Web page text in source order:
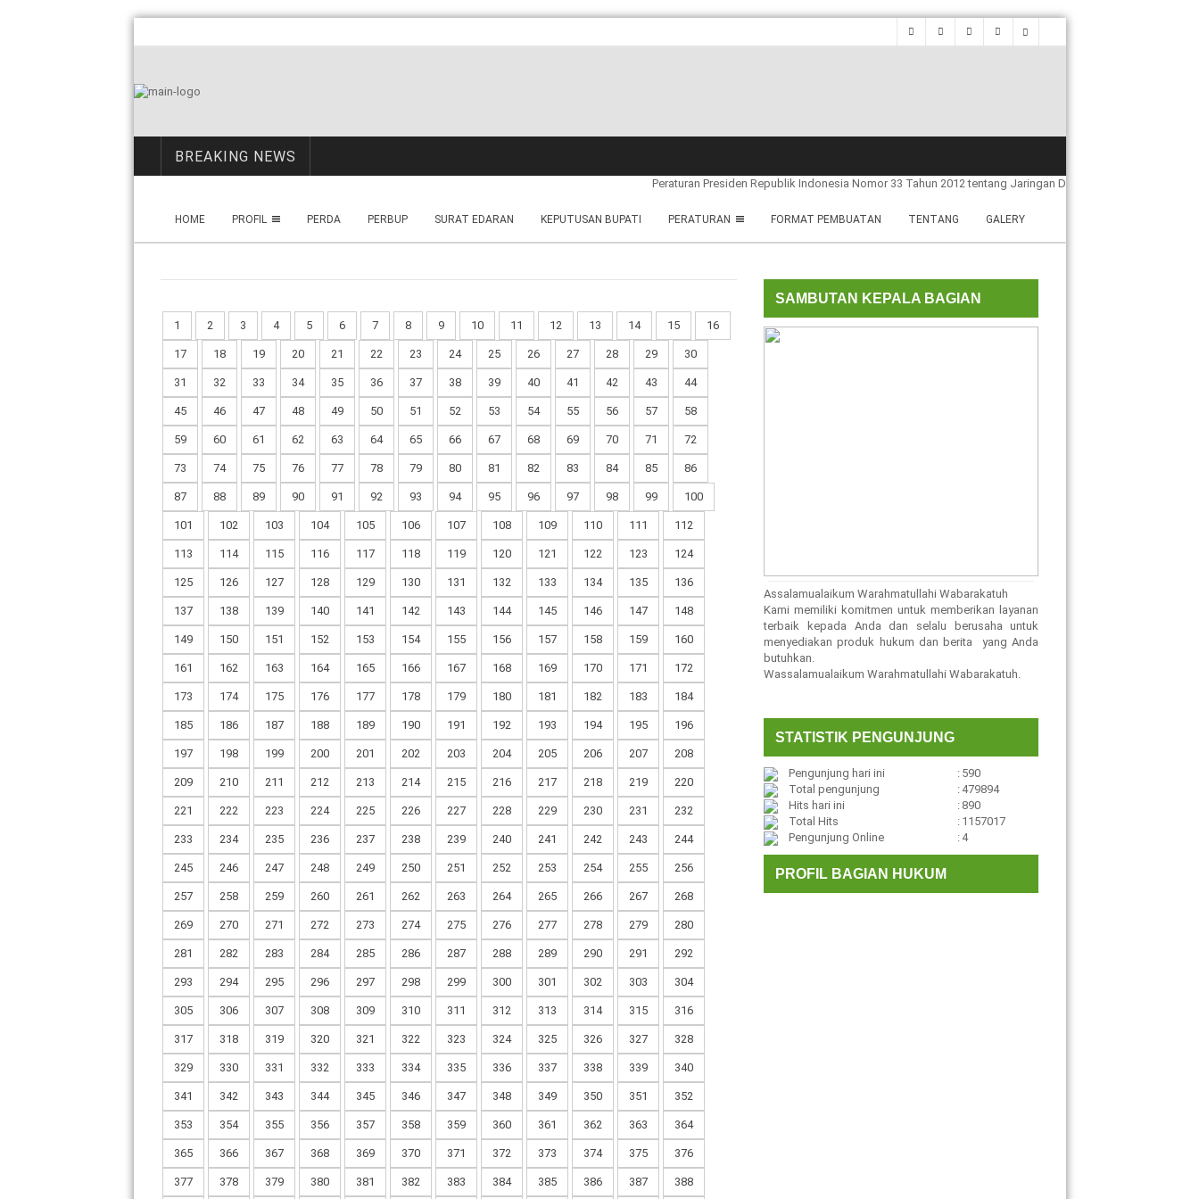
BREAKING NEWS
Peraturan Presiden Republik Indonesia Nomor 33 Tahun 2012 tentang Jaringan Dokumentasi dan Informasi
HOME PROFIL PERDA PERBUP SURAT EDARAN KEPUTUSAN BUPATI PERATURAN FORMAT PEMBUATAN TENTANG GALERY
1 2 3 4 5 6 7 8 9 10 11 12 13 14 15 16
17 18 19 20 21 22 23 24 25 26 27 28 29 30
31 32 33 34 35 36 37 38 39 40 41 42 43 44
45 46 47 48 49 50 51 52 53 54 55 56 57 58
59 60 61 62 63 64 65 66 67 68 69 70 71 72
73 74 75 76 77 78 79 80 81 82 83 84 85 86
87 88 89 90 91 92 93 94 95 96 97 98 99 100
101 102 103 104 105 106 107 108 109 110 111 112
113 114 115 116 117 118 119 120 121 122 123 124
125 126 127 128 129 130 131 132 133 134 135 136
137 138 139 140 141 142 143 144 145 146 147 148
149 150 151 152 153 154 155 156 157 158 159 160
161 162 163 164 165 166 167 168 169 170 171 172
173 174 175 176 177 178 179 180 181 182 183 184
185 186 187 188 189 190 191 192 193 194 195 196
197 198 199 200 201 202 203 204 205 206 207 208
209 210 211 212 213 214 215 216 217 218 219 220
221 222 223 224 225 226 227 228 229 230 231 232
233 234 235 236 237 238 239 240 241 242 243 244
245 246 247 248 249 250 251 252 253 254 255 256
257 258 259 260 261 262 263 264 265 266 267 268
269 270 271 272 273 274 275 276 277 278 279 280
281 282 283 284 285 286 287 288 289 290 291 292
293 294 295 296 297 298 299 300 301 302 303 304
305 306 307 308 309 310 311 312 313 314 315 316
317 318 319 320 321 322 323 324 325 326 327 328
329 330 331 332 333 334 335 336 337 338 339 340
341 342 343 344 345 346 347 348 349 350 351 352
353 354 355 356 357 358 359 360 361 362 363 364
365 366 367 368 369 370 371 372 373 374 375 376
377 378 379 380 381 382 383 384 385 386 387 388
SAMBUTAN KEPALA BAGIAN
Assalamualaikum Warahmatullahi Wabarakatuh
Kami memiliki komitmen untuk memberikan layanan
terbaik kepada Anda dan selalu berusaha untuk
menyediakan produk hukum dan berita yang Anda
butuhkan.
Wassalamualaikum Warahmatullahi Wabarakatuh.
STATISTIK PENGUNJUNG
Pengunjung hari ini : 590
Total pengunjung
: 479894
Hits hari ini
: 890
Total Hits
: 1157017
Pengunjung Online
: 4
PROFIL BAGIAN HUKUM